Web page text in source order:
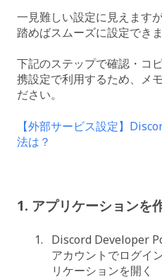
一見難しい設定に見えます
踏めばスムーズに設定できま
下記のステップで確認・コ
携設定で利用するため、メ
ださい。
【外部サービス設定】
法は？
1. アプリケーションを
Discord Developer
アカウントでログイ
リケーションを開く